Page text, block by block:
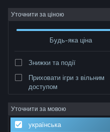
Увійти
Крамниця
Інформація
Підтримка
Уточнити за ціною
Будь-яка ціна
Знижки та події
Приховати ігри з вільним
доступом
Уточнити за мовою
українська
Розробник: KRAKATOA STUDIOS
Упорядкувати за доречністю